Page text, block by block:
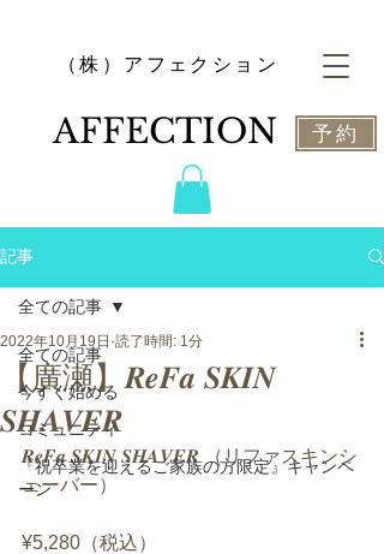
​（株）アフェクション
​AFFECTION 予約
記事
全ての記事
今すぐ始める
コミュニティ
『祝卒業を迎えるご家族の方限定』キャンペ
ーン
全ての記事
【廣瀬】𝑹𝒆𝑭𝒂 𝑺𝑲𝑰𝑵
𝑺𝑯𝑨𝑽𝑬𝑹
2022年10月19日 読了時間: 1分
𝑹𝒆𝑭𝒂 𝑺𝑲𝑰𝑵 𝑺𝑯𝑨𝑽𝑬𝑹 （リファスキンシ
ェーバー）
¥5,280（税込）